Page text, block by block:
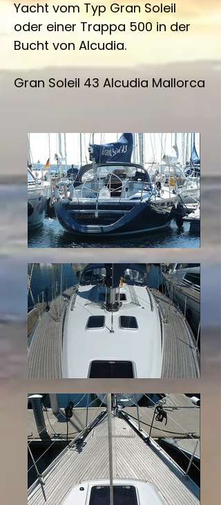
Yacht vom Typ Gran Soleil
oder einer Trappa 500 in der
Bucht von Alcudia.
Gran Soleil 43 Alcudia Mallorca